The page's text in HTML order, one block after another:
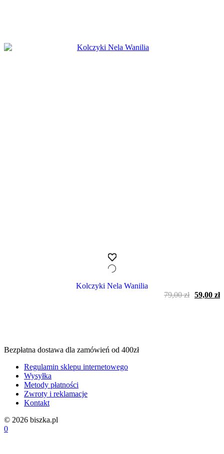
Kolczyki Nela Wanilia
79,00zł 59,00 zł
Bezpłatna dostawa dla zamówień od 400zł
Regulamin sklepu internetowego
Wysyłka
Metody płatności
Zwroty i reklamacje
Kontakt
© 2026 biszka.pl
0